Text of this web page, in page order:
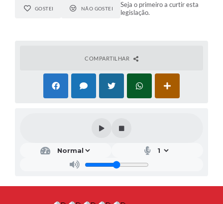
GOSTEI NÃO GOSTEI
Seja o primeiro a curtir esta
legislação.
COMPARTILHAR